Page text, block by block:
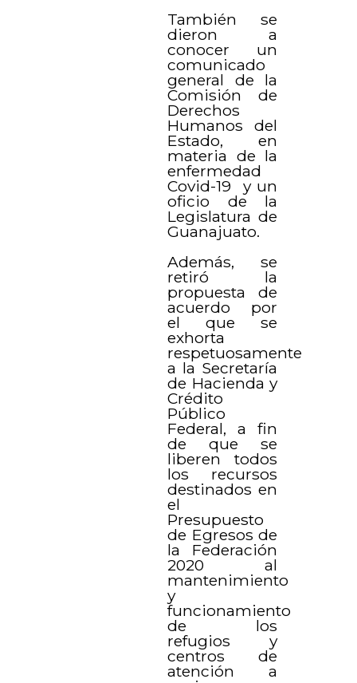
También se
dieron a
conocer un
comunicado
general de la
Comisión de
Derechos
Humanos del
Estado, en
materia de la
enfermedad
Covid-19 y un
oficio de la
Legislatura de
Guanajuato.
Además, se
retiró la
propuesta de
acuerdo por
el que se
exhorta
respetuosamente
a la Secretaría
de Hacienda y
Crédito
Público
Federal, a fin
de que se
liberen todos
los recursos
destinados en
el
Presupuesto
de Egresos de
la Federación
2020 al
mantenimiento
y
funcionamiento
de los
refugios y
centros de
atención a